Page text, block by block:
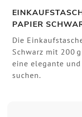
PAPIER
Die
Schwarz mit 200
eine elegante
suchen.